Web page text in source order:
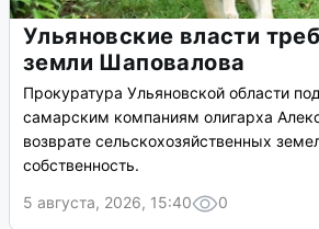
Ульяновские власти
земли Шаповалова
Прокуратура Ульяновской области
самарским компаниям олигарха
возврате сельскохозяйственных
собственность.
5 августа, 2026, 15:40
0